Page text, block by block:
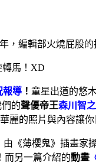
，編輯部火燒屁股的
馬！ XD
報導！ 童星出道的悠
的聲優帝王森川智之
麗的照片與內容讓你
由《薄櫻鬼》插畫家
而另一篇介紹的動畫